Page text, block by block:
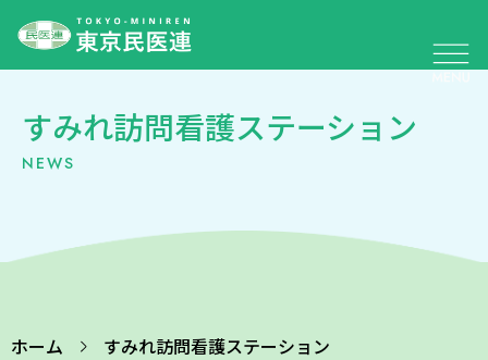
すみれ訪問看護ステーション
NEWS
ホーム すみれ訪問看護ステーション